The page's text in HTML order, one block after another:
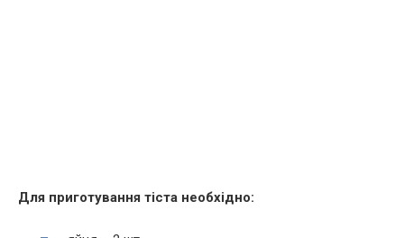
Для приготування тіста необхідно: